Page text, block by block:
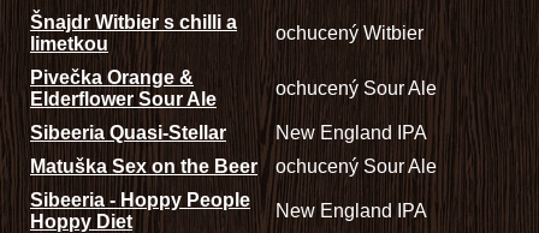
Šnajdr Witbier s chilli a
limetkou
ochucený Witbier
Pivečka Orange &
Elderflower Sour Ale
ochucený Sour Ale
Sibeeria Quasi-Stellar
New England IPA
Matuška Sex on the Beer
ochucený Sour Ale
Sibeeria - Hoppy People
Hoppy Diet
New England IPA